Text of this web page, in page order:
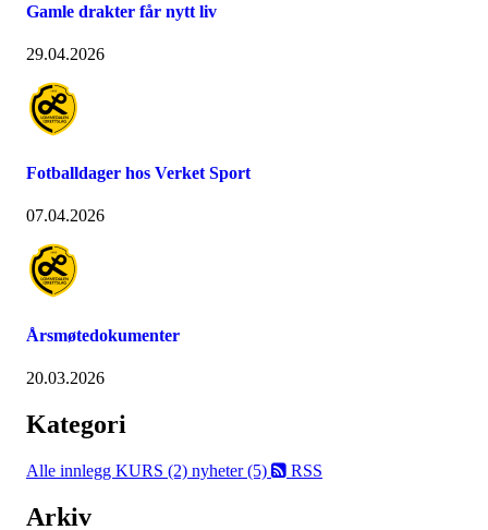
Gamle drakter får nytt liv
29.04.2026
Fotballdager hos Verket Sport
07.04.2026
Årsmøtedokumenter
20.03.2026
Kategori
Alle innlegg KURS (2) nyheter (5) RSS
Arkiv